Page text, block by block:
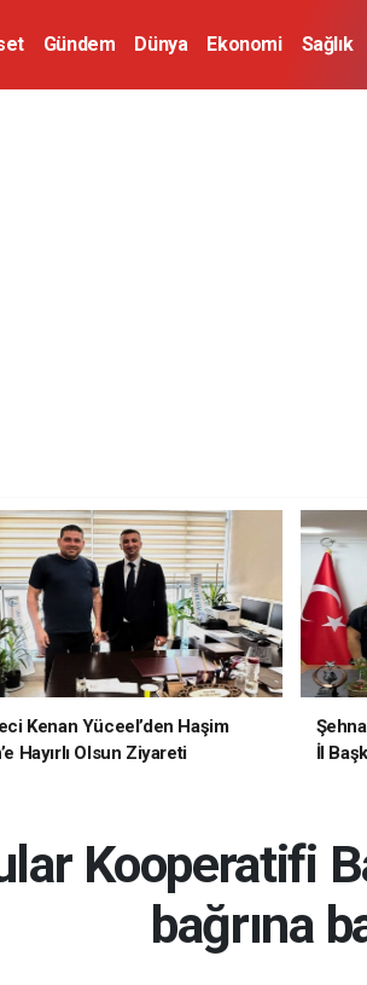
Gündem Dünya Ekonomi Sağlık
Kenan Yüceel’den Haşim
Hayırlı Olsun Ziyareti
İl
Kooperatifi
bağrına